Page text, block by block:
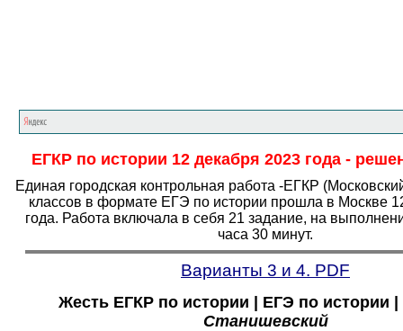
ЕГКР по истории 12 декабря 2023 года -
Единая городская контрольная работа -ЕГКР
классов в формате ЕГЭ по истории прошла в Москве
года. Работа включала в себя 21 задание, на
часа 30 минут.
Варианты 3 и 4. PDF
Жесть ЕГКР по истории | ЕГЭ по истории
Станишевский